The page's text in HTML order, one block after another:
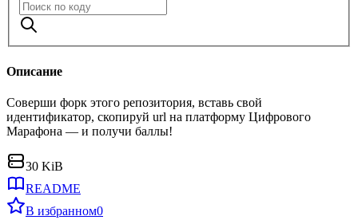
Описание
Соверши форк этого репозитория, вставь свой
идентификатор, скопируй url на платформу Цифрового
Марафона — и получи баллы!
30 KiB
README
В избранном0